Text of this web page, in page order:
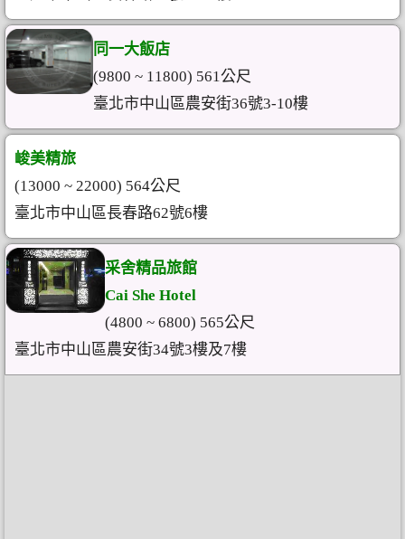
同一大飯店
(9800 ~ 11800) 561公尺
臺北市中山區農安街36號3-10樓
峻美精旅
(13000 ~ 22000) 564公尺
臺北市中山區長春路62號6樓
采舍精品旅館
Cai She Hotel
(4800 ~ 6800) 565公尺
臺北市中山區農安街34號3樓及7樓